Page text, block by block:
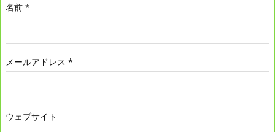
名前 *
メールアドレス *
ウェブサイト